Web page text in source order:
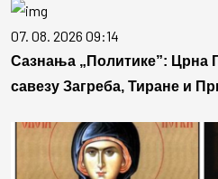
07. 08. 2026 09:14
Сазнања „Политике”: Црна
савезу Загреба, Тиране и